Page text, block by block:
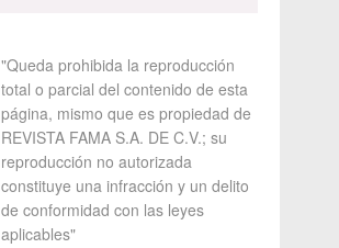
"Queda prohibida la reproducción
total o parcial del contenido de esta
página, mismo que es propiedad de
REVISTA FAMA S.A. DE C.V.; su
reproducción no autorizada
constituye una infracción y un delito
de conformidad con las leyes
aplicables"